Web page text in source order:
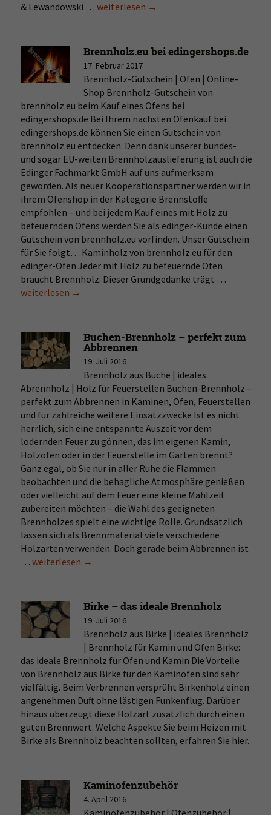
& Lewandowski …Traumspiel
München
weiterlesen →
Brennholz.eu bei edingershops.de
17. Februar 2017
Brennholz-Gutschein | Ofen | Online-
Shop Brennholz-Gutschein von
brennholz.eu beim Kauf eines Ofens bei
edingershops.de Bei Ihrem nächsten Ofenkauf bei
edingershops.de können Sie einen Gutschein von
brennholz.eu entdecken. Denn dank unserer bundes-
und sogar EU-weiten Brennholzauslieferung ist auch die
Edinger Fachmarkt GmbH auf uns aufmerksam
geworden. Als neuer Kooperationspartner werden wir in
ihrem Ofenshop in der Kategorie Brennstoffe
empfohlen – und bei jedem Kauf eines mit Holz zu
befeuernden Ofens werden Sie als edinger-Kunde einen
Gutschein von brennholz.eu vorfinden. Unser Gutschein
für Sie folgt… Kaminholz von brennholz.eu für den
edinger-Ofen Jeder mit Holz zu befeuernde Ofen
braucht Brennholz. Dieser Grundgedanke trägt …
weiterlesen →
Buchen-Brennholz – perfekt zum
Abbrennen
19. Juli 2016
Brennholz aus Buche | ideales
Abrennholz | Holz für Feuerstellen Buchen-Brennholz –
perfekt zum Abbrennen in Kaminen, Öfen, Feuerstellen
und für zahlreiche weitere Einsatzzwecke Ist es nicht
herrlich, sich eine entspannte Auszeit vor dem
lodernden Feuer zu gönnen, das im eigenen Kamin,
Holzofen oder in der Feuerstelle im Garten brennt?
Ganz egal, ob Sie nur in aller Ruhe die Flammen
beobachten und die behagliche Atmosphäre genießen
oder vielleicht auf dem Feuer eine kleine Mahlzeit
zubereiten möchten – die Wahl des geeigneten
Brennholzes spielt eine wichtige Rolle. Grundsätzlich
lassen sich als Brennmaterial viele verschiedene
Holzarten verwenden. Doch gerade beim Abbrennen ist
…Buchen-
perfekt
zum
Abbrennen
weiterlesen →
Birke – das ideale Brennholz
19. Juli 2016
Brennholz aus Birke | ideales Brennholz
| Brennholz für Kamin und Ofen Birke:
das ideale Brennholz für Ofen und Kamin Die Vorteile
von Brennholz aus Birke für den Kaminofen sind sehr
vielfältig. Beim Verbrennen versprüht Birkenholz einen
angenehmen Duft ohne lästigen Funkenflug. Darüber
hinaus überzeugt diese Holzart zusätzlich durch einen
guten Brennwert. Welche Aspekte Sie beim Heizen mit
Birke als Brennholz beachten sollten, erfahren Sie hier.
Kaminofenzubehör
4. April 2016
Kaminofenzubehör | Ofenzubehör |